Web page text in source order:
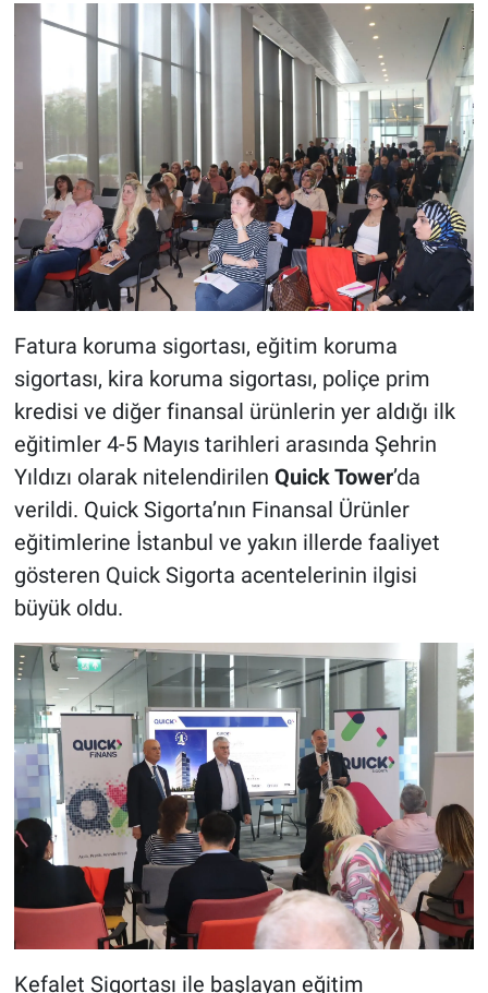
Fatura koruma sigortası, eğitim koruma
sigortası, kira koruma sigortası, poliçe prim
kredisi ve diğer finansal ürünlerin yer aldığı ilk
eğitimler 4-5 Mayıs tarihleri arasında Şehrin
Yıldızı olarak nitelendirilen Quick Tower’da
verildi. Quick Sigorta’nın Finansal Ürünler
eğitimlerine İstanbul ve yakın illerde faaliyet
gösteren Quick Sigorta acentelerinin ilgisi
büyük oldu.
Kefalet Sigortası ile başlayan eğitim